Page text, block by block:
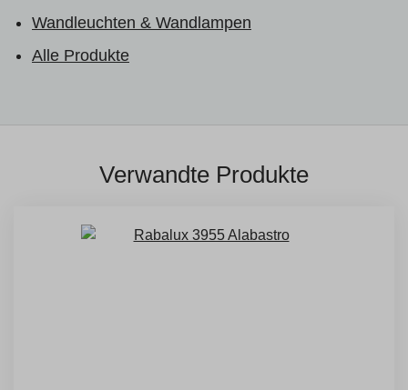
Wandleuchten & Wandlampen
Alle Produkte
Verwandte Produkte